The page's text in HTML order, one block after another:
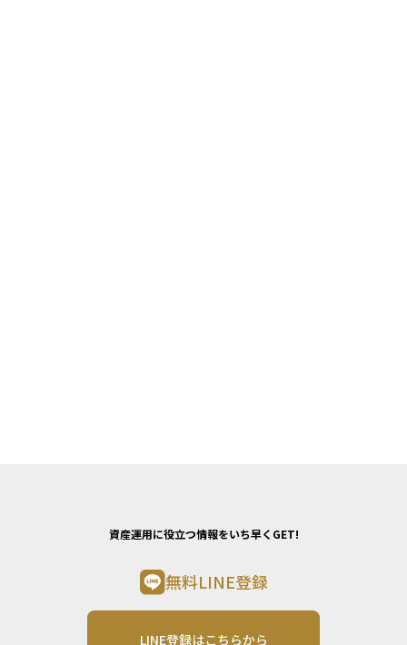
資産運用に役立つ情報をいち早くGET!
無料LINE登録
LINE登録はこちらから